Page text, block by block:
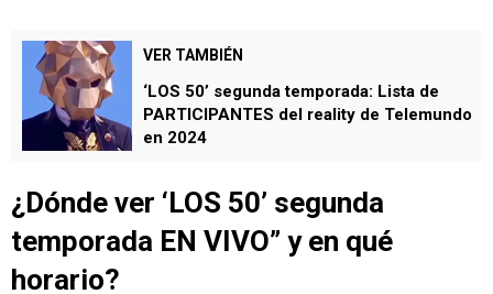
VER TAMBIÉN
‘LOS 50’ segunda temporada: Lista de
PARTICIPANTES del reality de Telemundo
en 2024
¿Dónde ver ‘LOS 50’ segunda
temporada EN VIVO” y en qué
horario?